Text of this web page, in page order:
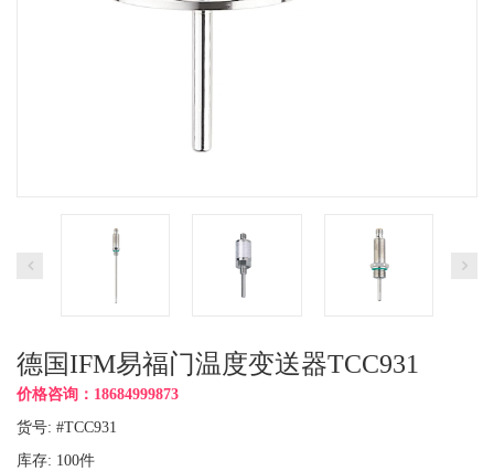
德国IFM易福门温度变送器TCC931
价格咨询：18684999873
货号: #TCC931
库存: 100件